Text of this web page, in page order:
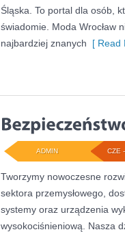
Śląska. To portal dla osób,
świadomie. Moda Wrocław
najbardziej znanych [ Read
CZE
ADMIN
Tworzymy nowoczesne
sektora przemysłowego,
systemy oraz urządzenia
wysokociśnieniową. Nasza